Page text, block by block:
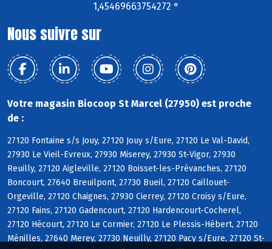
1,45469663754272 °
Nous suivre sur
Votre magasin Biocoop St Marcel (27950) est proche
de :
27120 Fontaine s/s Jouy, 27120 Jouy s/Eure, 27120 Le Val-David,
27930 Le Vieil-Evreux, 27930 Miserey, 27930 St-Vigor, 27930
Reuilly, 27120 Aigleville, 27120 Boisset-les-Prévanches, 27120
Boncourt, 27640 Breuilpont, 27730 Bueil, 27120 Caillouet-
Orgeville, 27120 Chaignes, 27930 Cierrey, 27120 Croisy s/Eure,
27120 Fains, 27120 Gadencourt, 27120 Hardencourt-Cocherel,
27120 Hécourt, 27120 Le Cormier, 27120 Le Plessis-Hébert, 27120
Ménilles, 27640 Merey, 27730 Neuilly, 27120 Pacy s/Eure, 27120 St-